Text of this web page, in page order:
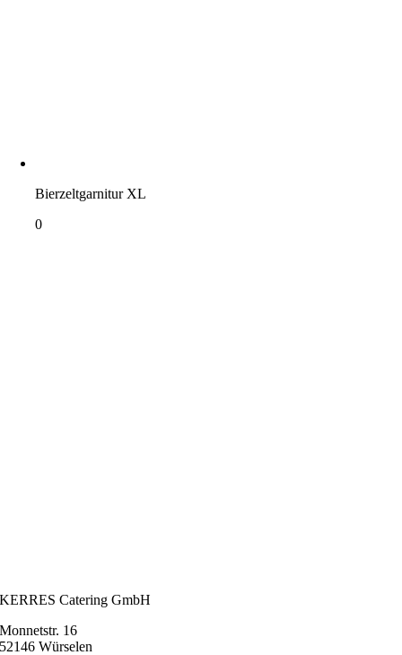
Bierzeltgarnitur XL
0
KERRES Catering GmbH
Monnetstr. 16
52146 Würselen